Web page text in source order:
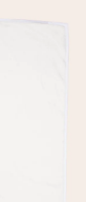
na 4,7 w
– z jej
która naprawdę
miłości na